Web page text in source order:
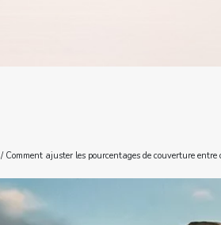
/ Comment ajuster les pourcentages de couverture